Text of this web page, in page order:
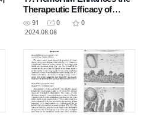
Therapeutic Efficacy of
Ionizing Radiation Treatment
in Tumor-Bearing Mice
91 0
0
2024.08.08